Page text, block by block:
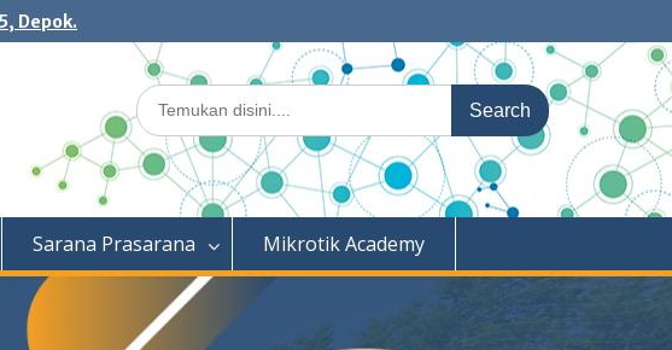
Depok.
Search
for:
Sarana Prasarana Mikrotik Academy